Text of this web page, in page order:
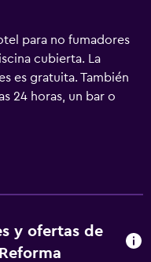
para no fumadores
cubierta. La
es gratuita. También
24 horas, un bar o
Reforma ofrece
minibar y caja
de ducha tipo lluvia,
gratuitos y
y ofertas de